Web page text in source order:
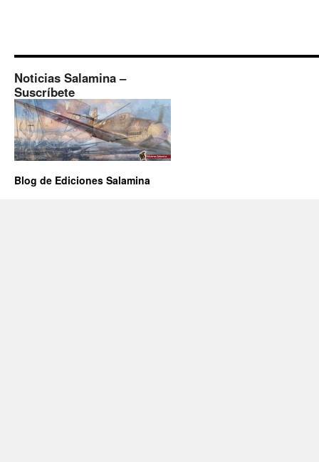
Noticias Salamina –
Suscríbete
Blog de Ediciones Salamina